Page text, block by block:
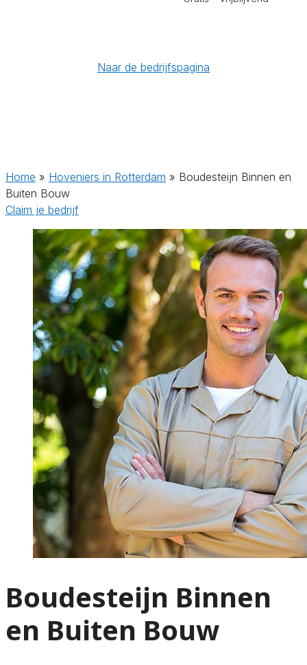
Naar de bedrijfspagina
Home » Hoveniers in Rotterdam » Boudesteijn Binnen en
Buiten Bouw
Claim je bedrijf
Boudesteijn Binnen
en Buiten Bouw